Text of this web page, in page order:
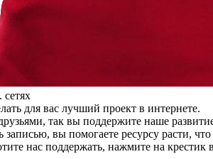
сетях
для вас лучший проект в интернете.
так вы поддержите наше
записью, вы помогаете ресурсу расти,
нас поддержать, нажмите на крестик